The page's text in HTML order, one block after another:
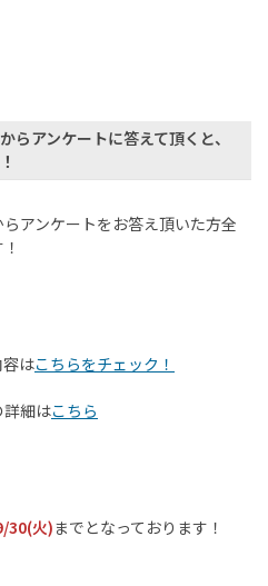
らアンケートに答えて頂くと、
アンケートをお答え頂いた方全
はこちらをチェック！
詳細はこちら
30(火)までとなっております！